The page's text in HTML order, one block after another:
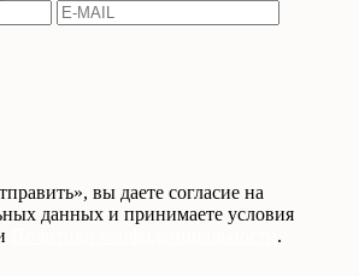
вы даете согласие на
данных и принимаете условия
.